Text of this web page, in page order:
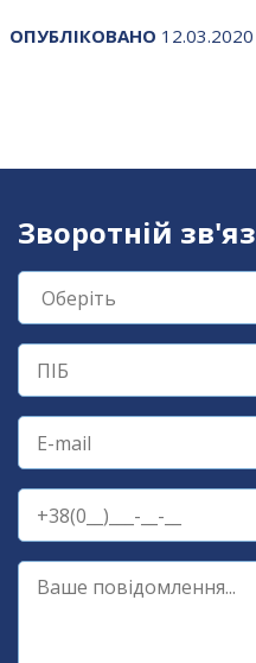
ОПУБЛІКОВАНО 12.03.2020
Зворотній